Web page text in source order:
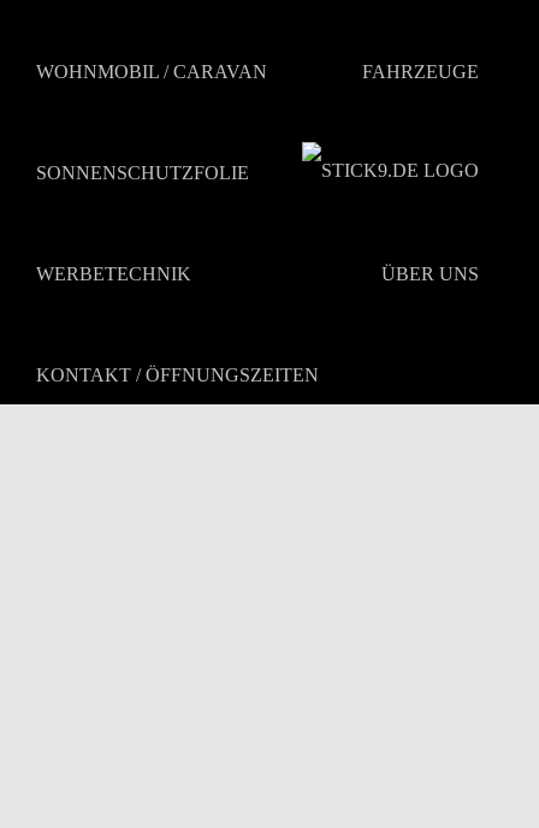
springenWOHNMOBIL / CARAVAN FAHRZEUGE
SONNENSCHUTZFOLIE
WERBETECHNIK ÜBER UNS
KONTAKT / ÖFFNUNGSZEITEN